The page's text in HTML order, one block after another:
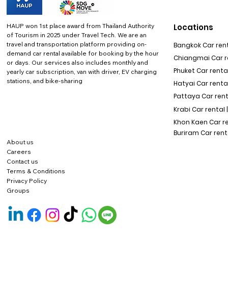
HAUP won 1st place award from Thailand Authority
of Tourism in 2025 under Travel Tech. We are an
travel and transportation platform providing on-
demand car rental available for booking by the hour
or days. Our services also includes monthly and
yearly car subscription, van with driver, EV charging
stations, and bike-sharing
About us
Careers
Contact us
Terms & Conditions
Privacy Policy
Locations
Bangkok Car
Chiangmai Car
Phuket Car rental
Hatyai Car
Pattaya Car
Krabi Car rental |
Khon Kaen Car
Buriram Car
Groups